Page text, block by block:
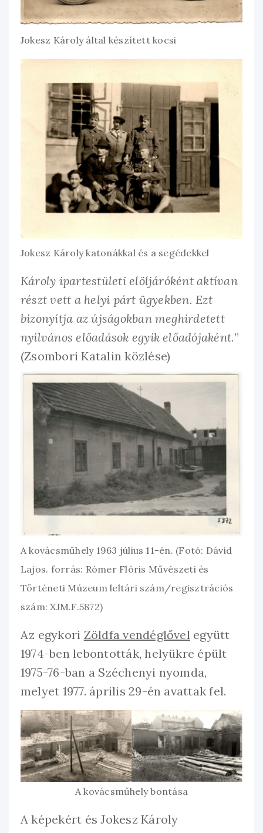
Jokesz Károly által készített kocsi
Jokesz Károly katonákkal és a segédekkel
Károly ipartestületi elöljáróként aktívan
részt vett a helyi párt ügyekben. Ezt
bizonyítja az újságokban meghirdetett
nyilvános előadások egyik előadójaként.”
(Zsombori Katalin közlése)
A kovácsműhely 1963 július 11-én. (Fotó: Dávid
Lajos. forrás: Rómer Flóris Művészeti és
Történeti Múzeum leltári szám/regisztrációs
szám: XJM.F.5872)
Az egykori Zöldfa vendéglővelegyütt
1974-ben lebontották, helyükre épült
1975-76-ban a Széchenyi nyomda,
melyet 1977. április 29-én avattak fel.
A kovácsműhely bontása
A képekért és Jokesz Károly